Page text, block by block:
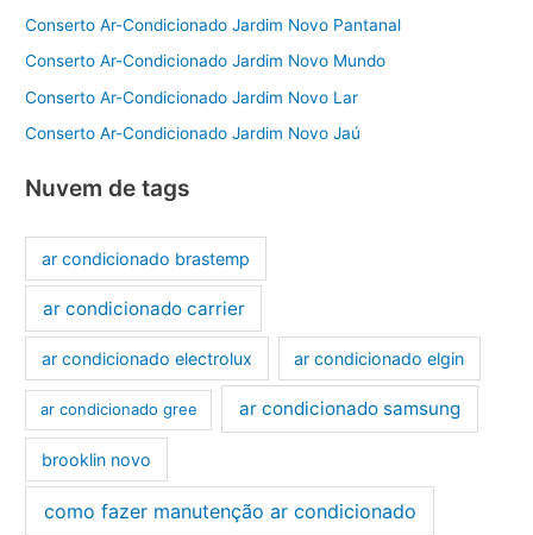
Conserto Ar-Condicionado Jardim Novo Pantanal
Conserto Ar-Condicionado Jardim Novo Mundo
Conserto Ar-Condicionado Jardim Novo Lar
Conserto Ar-Condicionado Jardim Novo Jaú
Nuvem de tags
ar condicionado brastemp
ar condicionado carrier
ar condicionado electrolux ar condicionado elgin
ar condicionado gree ar condicionado samsung
brooklin novo
como fazer manutenção ar condicionado